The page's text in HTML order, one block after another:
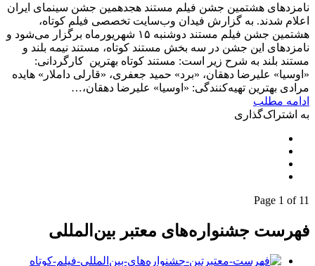
نامزدهای هشتمین جشن فیلم مستند هجدهمین جشن سینمای ایران
اعلام شدند. به گزارش فیدان وب‌سایت تخصصی فیلم کوتاه،
هشتمین جشن فیلم مستند دوشنبه ۱۵ شهریورماه برگزار می‌شود و
نامزدهای این جشن در سه بخش مستند کوتاه، مستند نیمه بلند و
مستند بلند به شرح زیر است: مستند کوتاه بهترین کارگردانی:
«اوسیا» علیرضا دهقان، «برد» حمید جعفری، «قارلی داملار» هایده
مرادی بهترین تهیه‌کنندگی: «اوسیا» علیرضا دهقان،…
ادامه مطلب
به اشتراک‌گذاری
Page 1 of 11
فهرست جشنواره‌های معتبر بین‌المللی